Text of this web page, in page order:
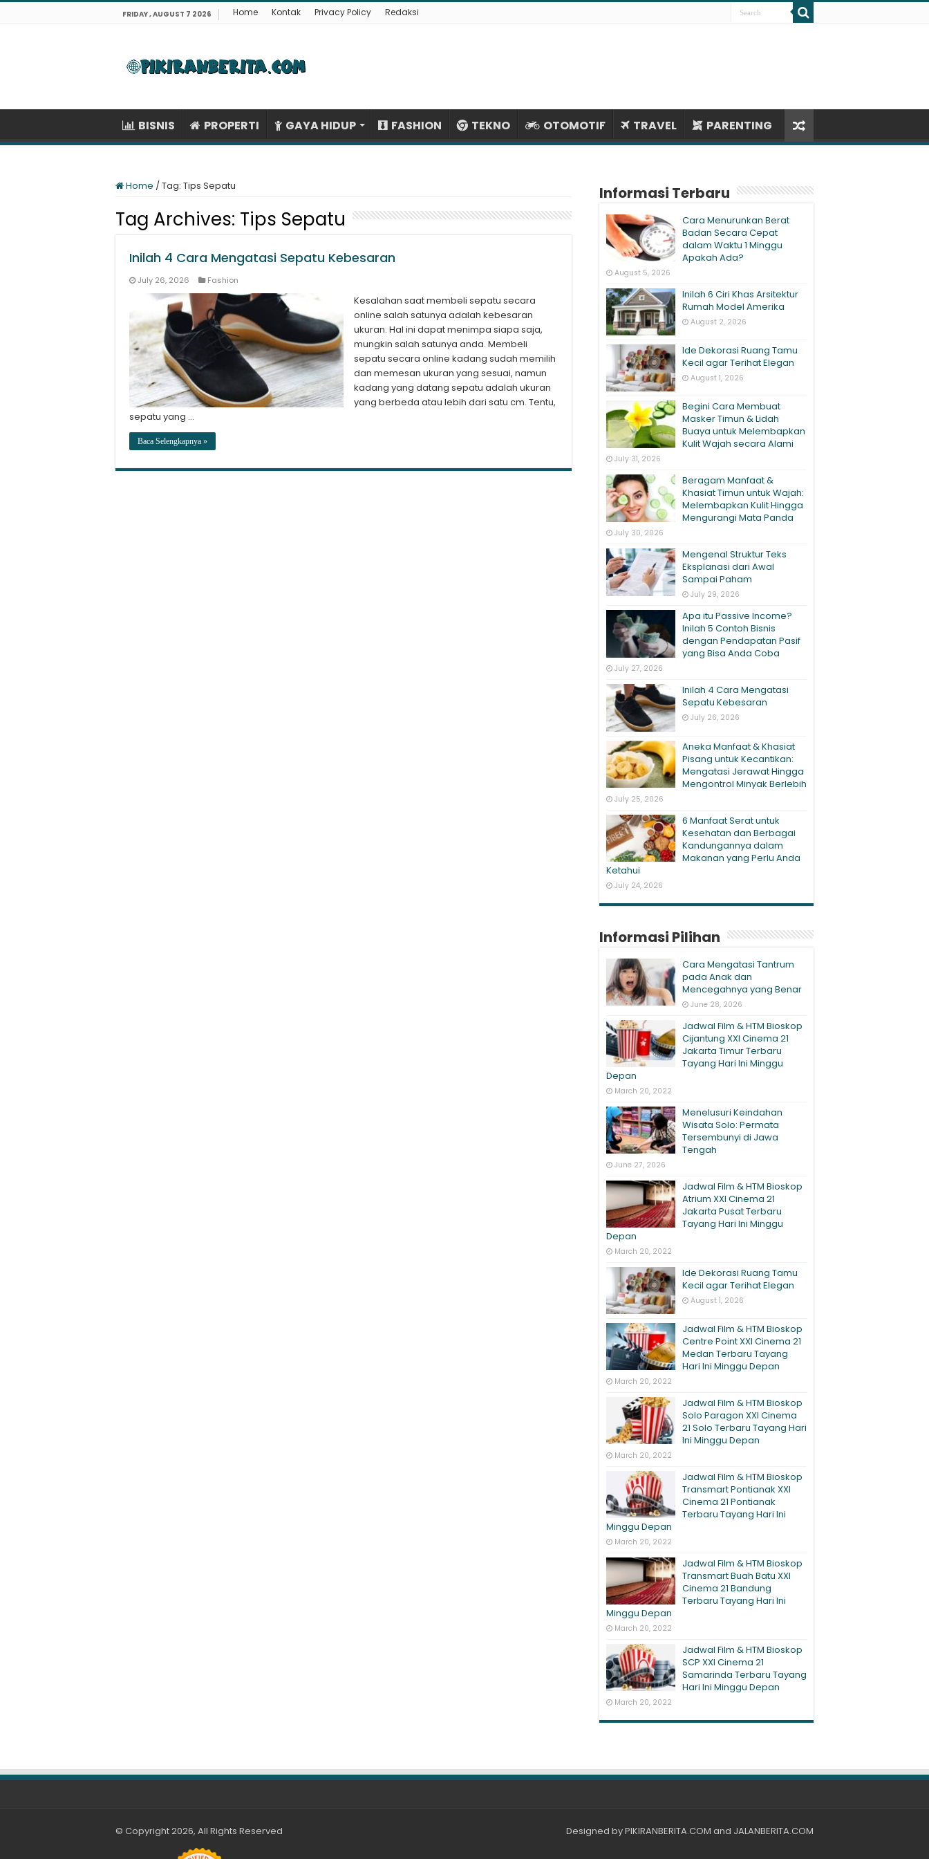
FRIDAY , AUGUST 7 2026 Home Kontak Privacy Policy Redaksi
BISNIS PROPERTI GAYA HIDUP FASHION TEKNO OTOMOTIF TRAVEL PARENTING
Home /Tag: Tips Sepatu
Tag Archives: Tips Sepatu
Inilah 4 Cara Mengatasi Sepatu Kebesaran
July 26, 2026 Fashion
Kesalahan saat membeli sepatu secara
online salah satunya adalah kebesaran
ukuran. Hal ini dapat menimpa siapa saja,
mungkin salah satunya anda. Membeli
sepatu secara online kadang sudah memilih
dan memesan ukuran yang sesuai, namun
kadang yang datang sepatu adalah ukuran
yang berbeda atau lebih dari satu cm. Tentu,
sepatu yang …
Baca Selengkapnya »
Informasi Terbaru
Cara Menurunkan Berat
Badan Secara Cepat
dalam Waktu 1 Minggu
Apakah Ada?
August 5, 2026
Inilah 6 Ciri Khas Arsitektur
Rumah Model Amerika
August 2, 2026
Ide Dekorasi Ruang Tamu
Kecil agar Terihat Elegan
August 1, 2026
Begini Cara Membuat
Masker Timun & Lidah
Buaya untuk Melembapkan
Kulit Wajah secara Alami
July 31, 2026
Beragam Manfaat &
Khasiat Timun untuk Wajah:
Melembapkan Kulit Hingga
Mengurangi Mata Panda
July 30, 2026
Mengenal Struktur Teks
Eksplanasi dari Awal
Sampai Paham
July 29, 2026
Apa itu Passive Income?
Inilah 5 Contoh Bisnis
dengan Pendapatan Pasif
yang Bisa Anda Coba
July 27, 2026
Inilah 4 Cara Mengatasi
Sepatu Kebesaran
July 26, 2026
Aneka Manfaat & Khasiat
Pisang untuk Kecantikan:
Mengatasi Jerawat Hingga
Mengontrol Minyak Berlebih
July 25, 2026
6 Manfaat Serat untuk
Kesehatan dan Berbagai
Kandungannya dalam
Makanan yang Perlu Anda
Ketahui
July 24, 2026
Informasi Pilihan
Cara Mengatasi Tantrum
pada Anak dan
Mencegahnya yang Benar
June 28, 2026
Jadwal Film & HTM Bioskop
Cijantung XXI Cinema 21
Jakarta Timur Terbaru
Tayang Hari Ini Minggu
Depan
March 20, 2022
Menelusuri Keindahan
Wisata Solo: Permata
Tersembunyi di Jawa
Tengah
June 27, 2026
Jadwal Film & HTM Bioskop
Atrium XXI Cinema 21
Jakarta Pusat Terbaru
Tayang Hari Ini Minggu
Depan
March 20, 2022
Ide Dekorasi Ruang Tamu
Kecil agar Terihat Elegan
August 1, 2026
Jadwal Film & HTM Bioskop
Centre Point XXI Cinema 21
Medan Terbaru Tayang
Hari Ini Minggu Depan
March 20, 2022
Jadwal Film & HTM Bioskop
Solo Paragon XXI Cinema
21 Solo Terbaru Tayang Hari
Ini Minggu Depan
March 20, 2022
Jadwal Film & HTM Bioskop
Transmart Pontianak XXI
Cinema 21 Pontianak
Terbaru Tayang Hari Ini
Minggu Depan
March 20, 2022
Jadwal Film & HTM Bioskop
Transmart Buah Batu XXI
Cinema 21 Bandung
Terbaru Tayang Hari Ini
Minggu Depan
March 20, 2022
Jadwal Film & HTM Bioskop
SCP XXI Cinema 21
Samarinda Terbaru Tayang
Hari Ini Minggu Depan
March 20, 2022
Designed byPIKIRANBERITA.COM and JALANBERITA.COM
© Copyright 2026, All Rights Reserved